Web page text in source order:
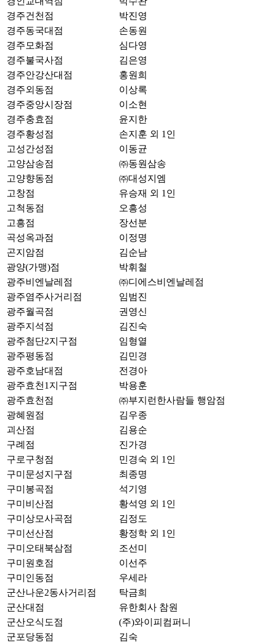
경주건천점
박진영
경주동국대점
손동원
경주모화점
심다영
경주불국사점
김은영
경주안강산대점
홍원희
경주외동점
이상록
경주중앙시장점
이소현
경주충효점
윤지한
경주황성점
손지훈 외 1인
고성간성점
이동균
고양삼송점
㈜동원삼송
고양향동점
㈜대성지엠
고창점
유승재 외 1인
고척동점
오흥성
고흥점
장선분
곡성옥과점
이정명
곤지암점
김순남
광양(가맹)점
박휘철
광주비엔날레점
㈜디에스비엔날레점
광주염주사거리점
임범진
광주월곡점
권영신
광주지석점
김진숙
광주첨단2지구점
임형열
광주평동점
김민경
광주호남대점
전경아
광주효천1지구점
박용훈
광주효천점
㈜부지런한사람들 행암점
광혜원점
김우종
괴산점
김용순
구례점
진가경
구로구청점
민경숙 외 1인
구미문성지구점
최종명
구미봉곡점
석기영
구미비산점
황석영 외 1인
구미상모사곡점
김정도
구미선산점
황정학 외 1인
구미오태북삼점
조선미
구미원호점
이선주
구미인동점
우세라
군산나운2동사거리점
탁금희
군산대점
유한회사 참원
군산오식도점
(주)와이피컴퍼니
군포당동점
김숙